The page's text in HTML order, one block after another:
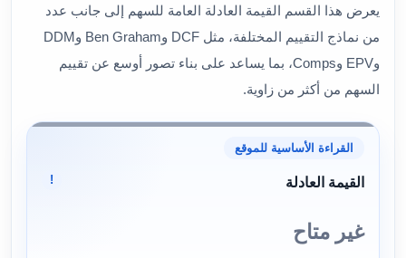
يعرض هذا القسم القيمة العادلة العامة للسهم إلى جانب عدد
من نماذج التقييم المختلفة، مثل DCF وBen Graham وDDM
وEPV وComps، بما يساعد على بناء تصور أوسع عن تقييم
السهم من أكثر من زاوية.
القراءة الأساسية للموقع
القيمة العادلة !
غير متاح